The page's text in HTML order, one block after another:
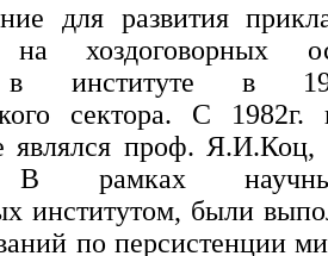
для развития
на хоздоговорных
в институте в
сектора. С
являлся проф. Я.И.Коц,
В рамках
институтом, были
по персистенции